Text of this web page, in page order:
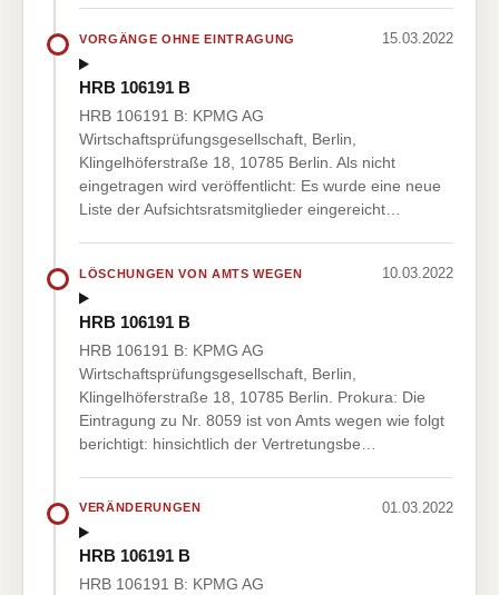
VORGÄNGE OHNE EINTRAGUNG 15.03.2022
HRB 106191 B
HRB 106191 B: KPMG AG
Wirtschaftsprüfungsgesellschaft, Berlin,
Klingelhöferstraße 18, 10785 Berlin. Als nicht
eingetragen wird veröffentlicht: Es wurde eine neue
Liste der Aufsichtsratsmitglieder eingereicht…
LÖSCHUNGEN VON AMTS WEGEN 10.03.2022
HRB 106191 B
HRB 106191 B: KPMG AG
Wirtschaftsprüfungsgesellschaft, Berlin,
Klingelhöferstraße 18, 10785 Berlin. Prokura: Die
Eintragung zu Nr. 8059 ist von Amts wegen wie folgt
berichtigt: hinsichtlich der Vertretungsbe…
VERÄNDERUNGEN 01.03.2022
HRB 106191 B
HRB 106191 B: KPMG AG